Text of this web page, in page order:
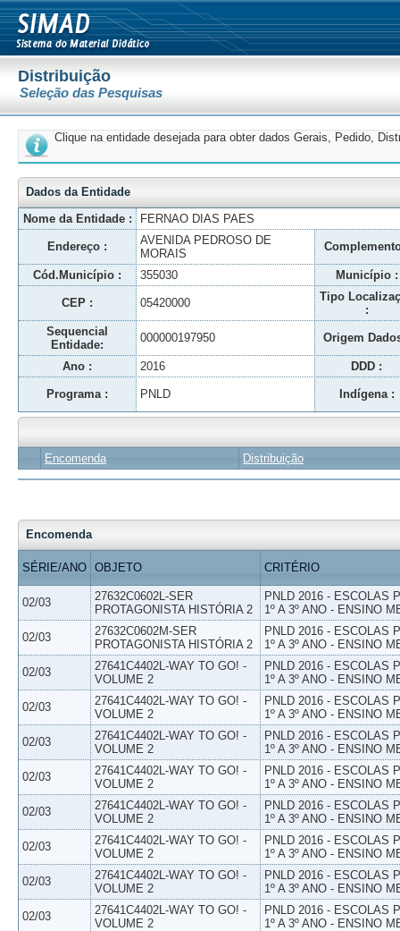
Distribuição
Seleção das Pesquisas
Clique na entidade desejada para obter dados Gerais, Pedido,
Dados da Entidade
Nome da Entidade :
FERNAO DIAS PAES
Endereço :
AVENIDA PEDROSO DE
MORAIS
Cód.Município : 355030 Município :
CEP : 05420000
Tipo
:
Sequencial
Entidade:
000000197950 Origem
Ano : 2016 DDD :
Programa : PNLD Indígena :
Encomenda Distribuição
Encomenda
SÉRIE/ANO OBJETO CRITÉRIO
02/03
27632C0602L-SER
PROTAGONISTA HISTÓRIA 2
PNLD 2016 - ESCOLAS
1º A 3º ANO - ENSINO
02/03
27632C0602M-SER
PROTAGONISTA HISTÓRIA 2
PNLD 2016 - ESCOLAS
1º A 3º ANO - ENSINO
02/03
27641C4402L-WAY TO GO! -
VOLUME 2
PNLD 2016 - ESCOLAS
1º A 3º ANO - ENSINO
02/03
27641C4402L-WAY TO GO! -
VOLUME 2
PNLD 2016 - ESCOLAS
1º A 3º ANO - ENSINO
02/03
27641C4402L-WAY TO GO! -
VOLUME 2
PNLD 2016 - ESCOLAS
1º A 3º ANO - ENSINO
02/03
27641C4402L-WAY TO GO! -
VOLUME 2
PNLD 2016 - ESCOLAS
1º A 3º ANO - ENSINO
02/03
27641C4402L-WAY TO GO! -
VOLUME 2
PNLD 2016 - ESCOLAS
1º A 3º ANO - ENSINO
02/03
27641C4402L-WAY TO GO! -
VOLUME 2
PNLD 2016 - ESCOLAS
1º A 3º ANO - ENSINO
02/03
27641C4402L-WAY TO GO! -
VOLUME 2
PNLD 2016 - ESCOLAS
1º A 3º ANO - ENSINO
02/03
27641C4402L-WAY TO GO! -
VOLUME 2
PNLD 2016 - ESCOLAS
1º A 3º ANO - ENSINO